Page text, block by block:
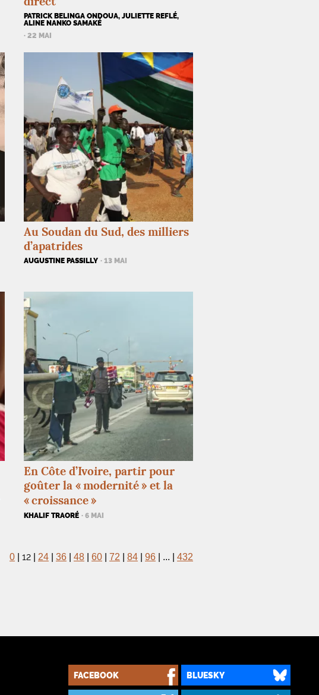
PATRICK BELINGA ONDOUA, JULIETTE REFLÉ,
ALINE NANKO SAMAKÉ
· 22 MAI
Au Soudan du Sud, des milliers
d’apatrides
AUGUSTINE PASSILLY · 13 MAI
En Côte d’Ivoire, partir pour
goûter la «modernité » et la
«croissance »
KHALIF TRAORÉ · 6 MAI
0 12 24 36 48 60 72 84 96 ... 432
FACEBOOK BLUESKY